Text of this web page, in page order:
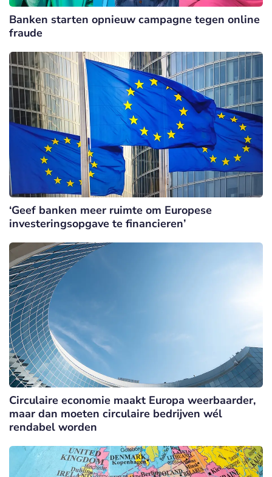
Banken starten opnieuw campagne tegen online
fraude
‘Geef banken meer ruimte om Europese
investeringsopgave te financieren’
Circulaire economie maakt Europa weerbaarder,
maar dan moeten circulaire bedrijven wél
rendabel worden